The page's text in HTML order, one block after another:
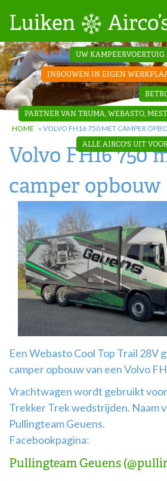
Projecten
Contact
Dakopbouw
airco’s
‘Onder de
bank’ airco’s
‘Teleco
Ultra
Comfort ‘
airco
Airco
montage
UW
INBOUWEN IN EIGEN
PARTNER VAN TRUMA, WEBASTO,
ALLE AIRCO'S UIT
HOME » VOLVO FH16 750 MET CAMPER
Volvo FH16 750
camper opbouw
Een Webasto Cool Top Trail 28V
camper opbouw van een Volvo
Vrachtwagen wordt gebruikt
Trekker Trek wedstrijden. Naam
Pullingteam Geuens.
Facebookpagina:
Pullingteam Geuens